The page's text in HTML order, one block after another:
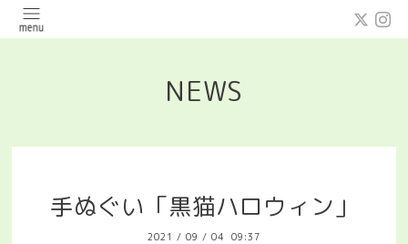
NEWS
手ぬぐい「黒猫ハロウィン」
2021 / 09 / 04 09:37